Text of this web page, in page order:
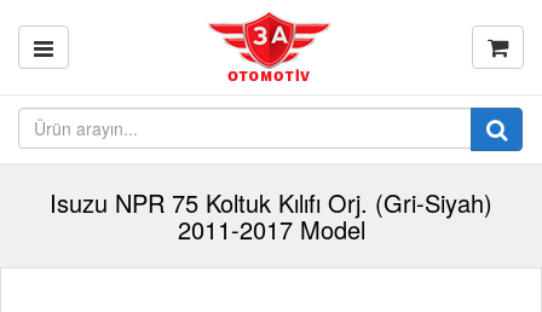
Isuzu NPR 75 Koltuk Kılıfı Orj. (Gri-Siyah)
2011-2017 Model